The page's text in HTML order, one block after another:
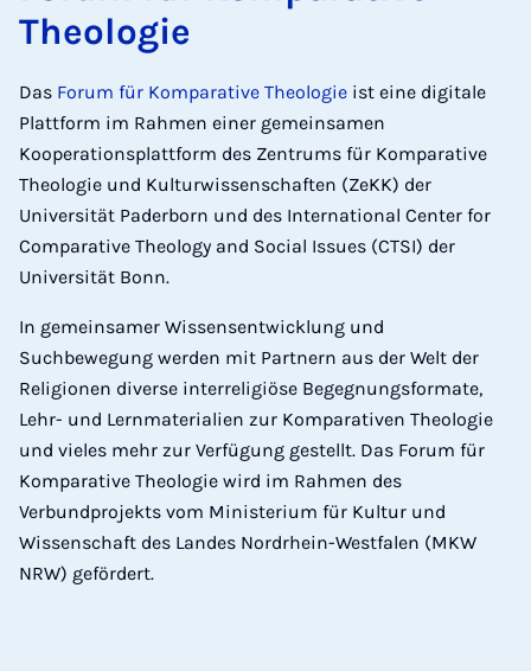
Theologie
Das Forum für Komparative Theologie ist eine digitale
Plattform im Rahmen einer gemeinsamen
Kooperationsplattform des Zentrums für Komparative
Theologie und Kulturwissenschaften (ZeKK) der
Universität Paderborn und des International Center for
Comparative Theology and Social Issues (CTSI) der
Universität Bonn.
In gemeinsamer Wissensentwicklung und
Suchbewegung werden mit Partnern aus der Welt der
Religionen diverse interreligiöse Begegnungsformate,
Lehr- und Lernmaterialien zur Komparativen Theologie
und vieles mehr zur Verfügung gestellt. Das Forum für
Komparative Theologie wird im Rahmen des
Verbundprojekts vom Ministerium für Kultur und
Wissenschaft des Landes Nordrhein-Westfalen (MKW
NRW) gefördert.